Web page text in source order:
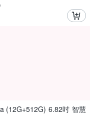
(12G+512G) 6.82吋 智慧